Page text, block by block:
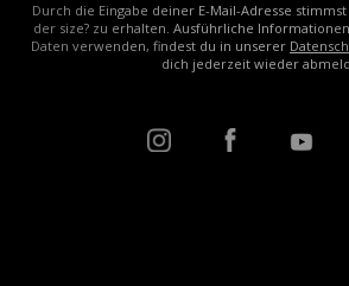
Durch die Eingabe deiner E-Mail-Adresse
der size? zu erhalten. Ausführliche
Daten verwenden, findest du in unserer
dich jederzeit wieder